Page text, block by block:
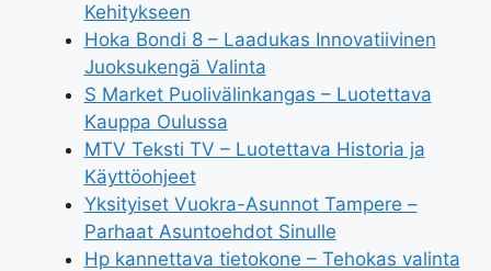
Kehitykseen
Hoka Bondi 8 – Laadukas Innovatiivinen
Juoksukengä Valinta
S Market Puolivälinkangas – Luotettava
Kauppa Oulussa
MTV Teksti TV – Luotettava Historia ja
Käyttöohjeet
Yksityiset Vuokra-Asunnot Tampere –
Parhaat Asuntoehdot Sinulle
Hp kannettava tietokone – Tehokas valinta